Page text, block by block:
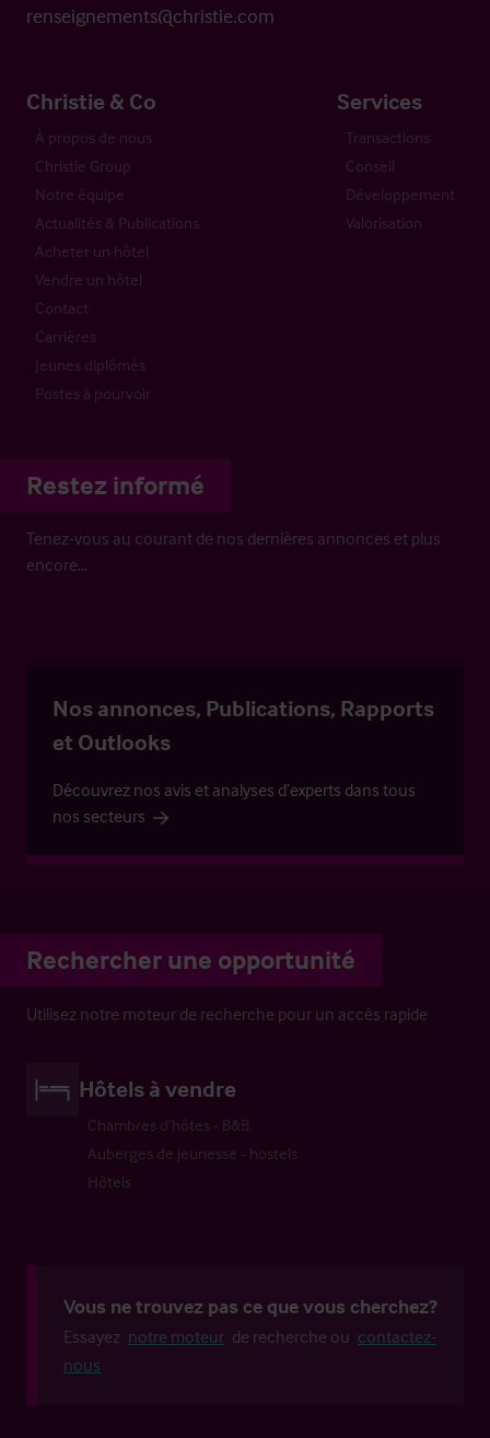
renseignements@christie.com
Christie & Co
À propos de nous
Christie Group
Notre équipe
Actualités & Publications
Acheter un hôtel
Vendre un hôtel
Contact
Carrières
Jeunes diplômés
Postes à pourvoir
Services
Transactions
Conseil
Développement
Valorisation
Restez informé
Tenez-vous au courant de nos dernières annonces et plus
encore…
Nos annonces, Publications, Rapports
et Outlooks
Découvrez nos avis et analyses d’experts dans tous
nos secteurs
Rechercher une opportunité
Utilisez notre moteur de recherche pour un accès rapide
Hôtels à vendre
Chambres d’hôtes - B&B
Auberges de jeunesse - hostels
Hôtels
Vous ne trouvez pas ce que vous cherchez?
Essayez notre moteur de recherche ou contactez-
nous